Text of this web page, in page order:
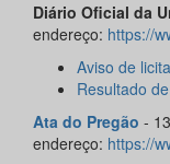
Diário Oficial da
endereço: https://
Aviso de
Resultado
Ata do Pregão -
endereço: https://